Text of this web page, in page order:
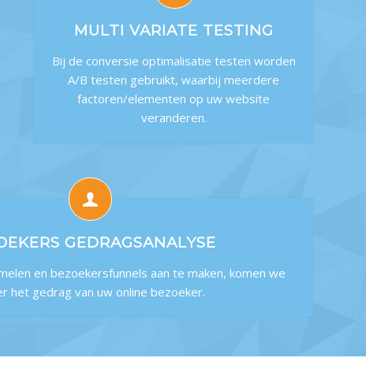
MULTI VARIATE TESTING
Bij de conversie optimalisatie testen worden
A/B testen gebruikt, waarbij meerdere
factoren/elementen op uw website
veranderen.
GEDRAGSANALYSE
en bezoekersfunnels aan te maken, komen we
het gedrag van uw online bezoeker.